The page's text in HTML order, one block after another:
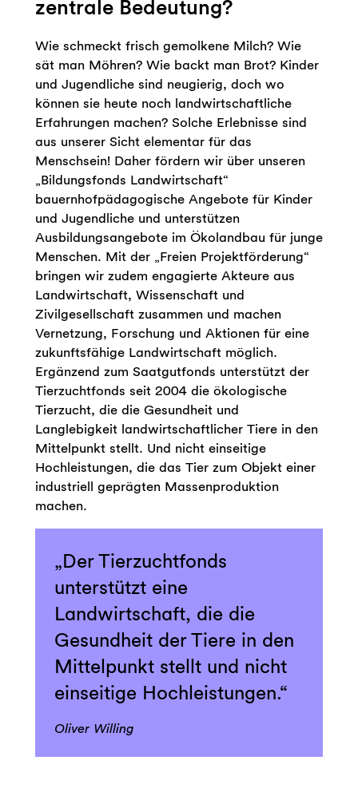
zentrale Bedeutung?
Wie schmeckt frisch gemolkene Milch? Wie
sät man Möhren? Wie backt man Brot? Kinder
und Jugendliche sind neugierig, doch wo
können sie heute noch landwirtschaftliche
Erfahrungen machen? Solche Erlebnisse sind
aus unserer Sicht elementar für das
Menschsein! Daher fördern wir über unseren
„Bildungsfonds Landwirtschaft“
bauernhofpädagogische Angebote für Kinder
und Jugendliche und unterstützen
Ausbildungsangebote im Ökolandbau für junge
Menschen. Mit der „Freien Projektförderung“
bringen wir zudem engagierte Akteure aus
Landwirtschaft, Wissenschaft und
Zivilgesellschaft zusammen und machen
Vernetzung, Forschung und Aktionen für eine
zukunftsfähige Landwirtschaft möglich.
Ergänzend zum Saatgutfonds unterstützt der
Tierzuchtfonds seit 2004 die ökologische
Tierzucht, die die Gesundheit und
Langlebigkeit landwirtschaftlicher Tiere in den
Mittelpunkt stellt. Und nicht einseitige
Hochleistungen, die das Tier zum Objekt einer
industriell geprägten Massenproduktion
machen.
Der Tierzuchtfonds
unterstützt eine
Landwirtschaft, die die
Gesundheit der Tiere in den
Mittelpunkt stellt und nicht
einseitige Hochleistungen.
Oliver Willing